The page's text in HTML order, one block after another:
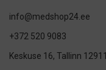
info@medshop24.ee
+372 520 9083
Keskuse 16, Tallinn 12911